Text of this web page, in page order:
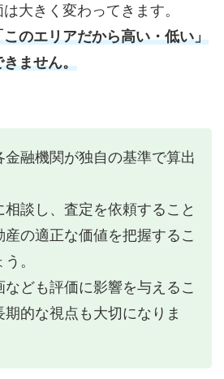
大きく変わってきます。
このエリアだから高い・低い」
ません。
融機関が独自の基準で算出
談し、査定を依頼すること
の適正な価値を把握するこ
。
ども評価に影響を与えるこ
期的な視点も大切になりま